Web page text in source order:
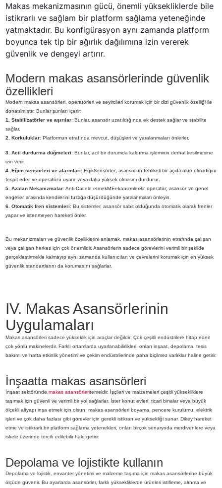
Makas mekanizmasının gücü, önemli yüksekliklerde bile
istikrarlı ve sağlam bir platform sağlama yeteneğinde
yatmaktadır. Bu konfigürasyon aynı zamanda platform
boyunca tek tip bir ağırlık dağılımına izin vererek
güvenlik ve dengeyi artırır.
Modern makas asansörlerinde güvenlik
özellikleri
Modern makas asansörleri, operatörleri ve seyircileri korumak için bir dizi güvenlik özelliği ile
donatılmıştır. Bunlar şunları içerir:
1. Stabilizatörler ve aşırılar: Bunlar, asansör uzatıldığında ek destek sağlar ve stabilite
sağlar.
2. Korkuluklar: Platformun etrafında mevcut, düşüşleri ve yaralanmaları önlerler.
3. Acil durdurma düğmeleri: Bunlar, acil bir durumda kaldırma işleminin derhal kesilmesine
izin verir.
4. Eğim sensörleri ve alarmları: EğikSensörler, asansörün tehlikeli bir açıda olup olmadığını
tespit eder ve operatörü uyarır veya daha yüksek olmasını durdurur.
5. Azalan Mekanizmalar: Anti-Cacele etmekMEekanizmlerBir operatör, asansör ve genel
engeller arasında kendilerini tuzağa düşürdüğünde yaralanmaları önleyin.
6. Otomatik fren sistemleri: Bu sistemler, asansör sabit olduğunda otomatik olarak frenler
yapar ve istenmeyen hareketi önler.
Bu mekanizmaları ve güvenlik özelliklerini anlamak, makas asansörlerinin etrafında çalışan
veya çalışan herkes için çok önemlidir. Asansörlerin sadece görevlerini verimli bir şekilde
gerçekleştirmekle kalmayıp aynı zamanda kullanıcıları ve çevrelerini korumak için en yüksek
güvenlik standartlarını da korumasını sağlarlar.
IV. Makas Asansörlerinin
Uygulamaları
Makas asansörleri sadece yükseklik için araçlar değildir; Çok çeşitli endüstrilere hitap eden
çok yönlü makinelerdir. Farklı ortamlarda uyarlanabilirlikleri, onları inşaat, depolama, tesis
bakımı ve hatta etkinlik yönetimi ve çekim endüstrilerinde paha biçilmez varlıklar haline getirir.
İnşaatta makas asansörleri
İnşaat sektöründe, makas asansörleritemeldir. İşçileri ve malzemeleri çeşitli yüksekliklere
taşımak için güvenli ve verimli bir yol sağlarlar. İster konut evleri, ticari binalar veya büyük
ölçekli altyapı inşa etmek için olsun, makas asansörleri boyama, pencere kurulumu, elektrik
işleri ve çok daha fazlası gibi görevler için gerekli istikrarı ve yüksekliği sunar. Dikey hareket
etme ve istikrarlı bir platform sağlama yetenekleri, onları birçok senaryoda merdivenlere veya
iskele üzerinde tercih edilebilir hale getirir.
Depolama ve lojistikte kullanın
Depolama ve lojistik, envanter yönetimi ve malzeme taşıma için makas asansörlerine büyük
ölçüde güvenir. Bu ayarlarda asansörler, farklı yüksekliklerde ürünleri istifleme, alınma ve